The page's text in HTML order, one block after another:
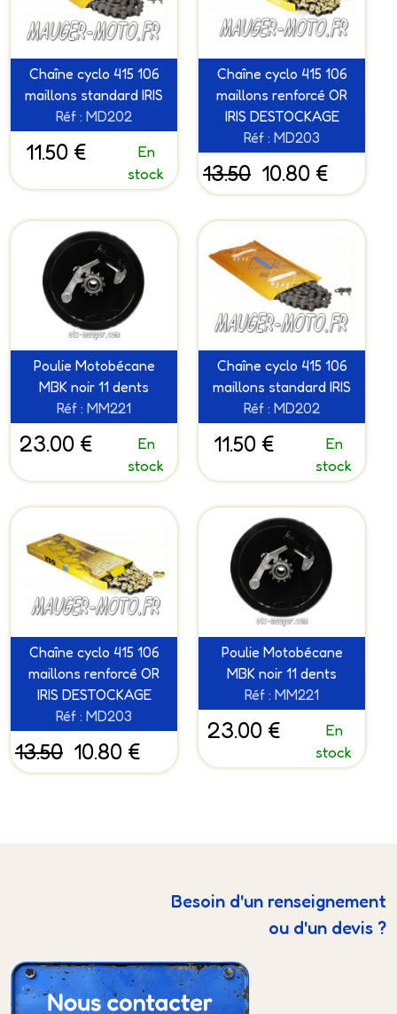
Chaîne cyclo 415 106
maillons standard IRIS
Réf : MD202
11.50 €
En
stock
Chaîne cyclo 415 106
maillons renforcé OR
IRIS DESTOCKAGE
Réf : MD203
13.50 10.80 €
Poulie Motobécane
MBK noir 11 dents
Réf : MM221
23.00 €
En
stock
Chaîne cyclo 415 106
maillons standard IRIS
Réf : MD202
11.50 €
En
stock
Chaîne cyclo 415 106
maillons renforcé OR
IRIS DESTOCKAGE
Réf : MD203
13.50 10.80 €
Poulie Motobécane
MBK noir 11 dents
Réf : MM221
23.00 €
En
stock
Besoin d'un renseignement
ou d'un devis ?